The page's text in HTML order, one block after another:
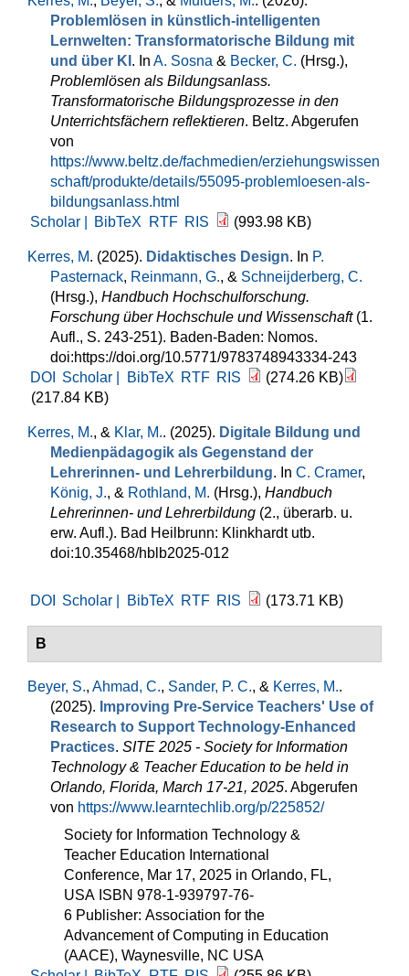
Problemlösen in künstlich-intelligenten
Lernwelten: Transformatorische Bildung mit
und über KI . In A. Sosna & Becker, C. (Hrsg.),
Problemlösen als Bildungsanlass.
Transformatorische Bildungsprozesse in den
Unterrichtsfächern reflektieren. Beltz. Abgerufen
von
https://www.beltz.de/fachmedien/erziehungswissen
schaft/produkte/details/55095-problemloesen-als-
bildungsanlass.html
Scholar |
BibTeX RTF RIS (993.98 KB)
Kerres, M. (2025). Didaktisches Design. In P.
Pasternack, Reinmann, G., & Schneijderberg, C.
(Hrsg.), Handbuch Hochschulforschung.
Forschung über Hochschule und Wissenschaft(1.
Aufl., S. 243-251). Baden-Baden: Nomos.
doi:https://doi.org/10.5771/9783748943334-243
DOI
Scholar | BibTeX RTF RIS
(274.26 KB)
(217.84 KB)
Kerres, M., & Klar, M.. (2025). Digitale Bildung und
Medienpädagogik als Gegenstand der
Lehrerinnen- und Lehrerbildung. In C. Cramer,
König, J., & Rothland, M. (Hrsg.), Handbuch
Lehrerinnen- und Lehrerbildung (2., überarb. u.
erw. Aufl.). Bad Heilbrunn: Klinkhardt utb.
doi:10.35468/hblb2025-012
DOI Scholar | BibTeX RTF RIS (173.71 KB)
B
Beyer, S., Ahmad, C., Sander, P. C., & Kerres, M..
(2025). Improving Pre-Service Teachers' Use of
Research to Support Technology-Enhanced
Practices. SITE 2025 - Society for Information
Technology & Teacher Education to be held in
Orlando, Florida, March 17-21, 2025. Abgerufen
von https://www.learntechlib.org/p/225852/
Society for Information Technology &
Teacher Education International
Conference, Mar 17, 2025 in Orlando, FL,
USA ISBN 978-1-939797-76-
6 Publisher: Association for the
Advancement of Computing in Education
(AACE), Waynesville, NC USA